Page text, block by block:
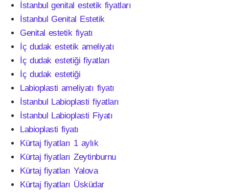
İstanbul genital estetik fiyatları
İstanbul Genital Estetik
Genital estetik fiyatı
İç dudak estetik ameliyatı
İç dudak estetiği fiyatları
İç dudak estetiği
Labioplasti ameliyatı fiyatı
İstanbul Labioplasti fiyatları
İstanbul Labioplasti Fiyatı
Labioplasti fiyatı
Kürtaj fiyatları 1 aylık
Kürtaj fiyatları Zeytinburnu
Kürtaj fiyatları Yalova
Kürtaj fiyatları Üsküdar